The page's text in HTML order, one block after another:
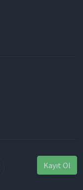
Kayıt Ol